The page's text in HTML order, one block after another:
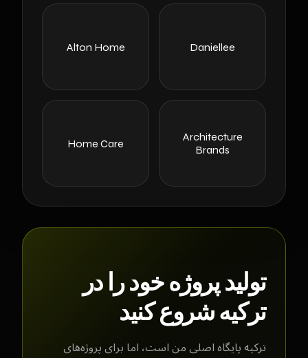
Daniellee
Alton Home
Architecture
Brands
Home Care
تولید پروژه خود را در
ترکیه شروع کنید
ترکیه پایگاه اصلی من است، اما برای پروژه‌های